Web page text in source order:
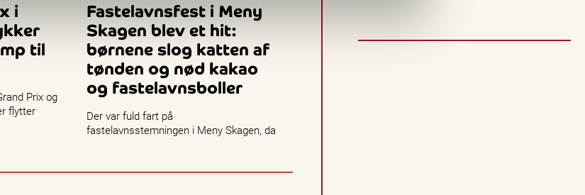
i
til
Prix og
flytter
Fastelavnsfest i Meny
Skagen blev et hit:
børnene slog katten af
tønden og nød kakao
og fastelavnsboller
Der var fuld fart på
fastelavnsstemningen i Meny Skagen, da